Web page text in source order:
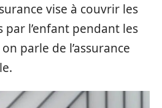
vise à couvrir les
par l’enfant pendant les
parle de l’assurance